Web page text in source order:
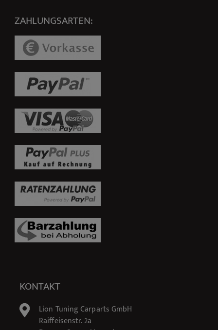
ZAHLUNGSARTEN:
KONTAKT
Lion Tuning Carparts GmbH
Raiffeisenstr. 2a